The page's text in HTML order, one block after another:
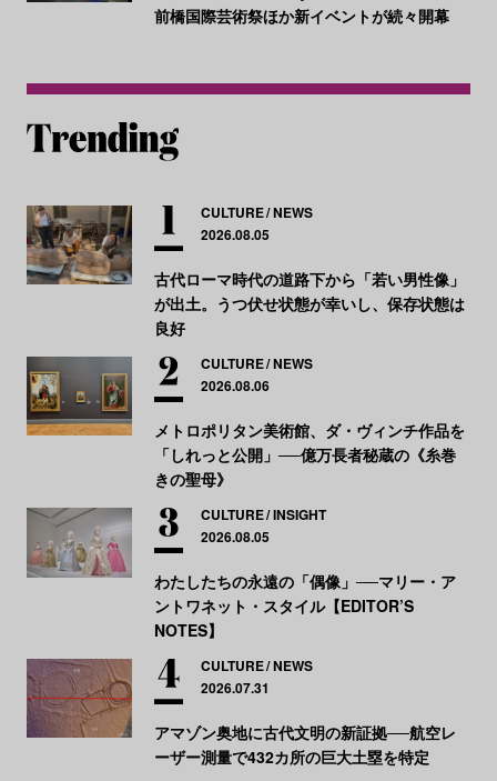
前橋国際芸術祭ほか新イベントが続々開幕
CULTURE NEWS
2026.08.05
古代ローマ時代の道路下から「若い男性像」
が出土。うつ伏せ状態が幸いし、保存状態は
良好
CULTURE NEWS
2026.08.06
メトロポリタン美術館、ダ・ヴィンチ作品を
「しれっと公開」──億万長者秘蔵の《糸巻
きの聖母》
CULTURE INSIGHT
2026.08.05
わたしたちの永遠の「偶像」──マリー・ア
ントワネット・スタイル【EDITOR’S
NOTES】
CULTURE NEWS
2026.07.31
アマゾン奥地に古代文明の新証拠──航空レ
ーザー測量で432カ所の巨大土塁を特定